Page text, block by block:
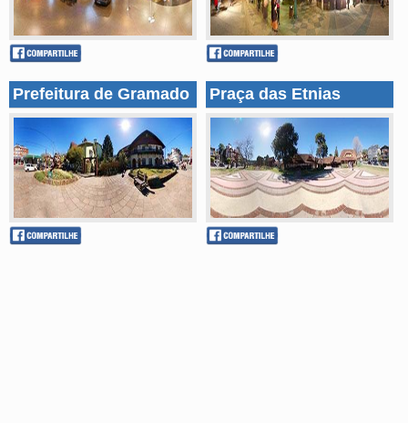
Prefeitura de Gramado Praça das Etnias